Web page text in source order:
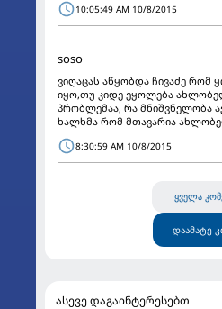
10:05:49 AM 10/8/2015
soso
ვიღაცას აწყობდა ჩივაძე
იყო,თუ კიდე ეყოლება
პრობლემაა, რა მნიშვნელობა
ხალხმა რომ მთავარია
8:30:59 AM 10/8/2015
ყველა
დაამატე
ასევე დაგაინტერესებთ